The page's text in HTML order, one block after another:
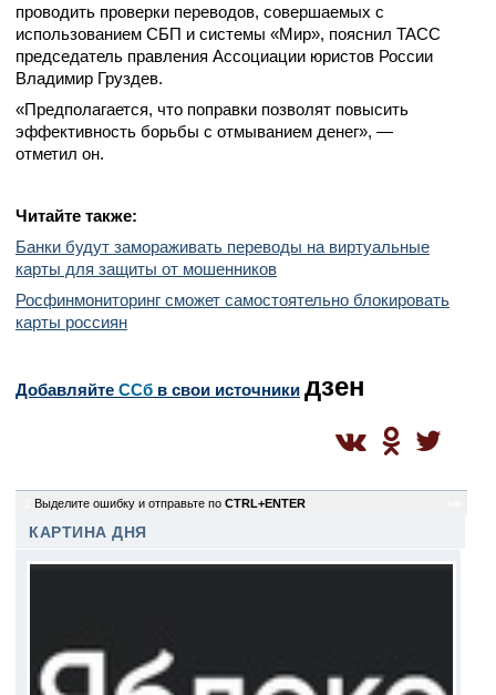
проводить проверки переводов, совершаемых с
использованием СБП и системы «Мир», пояснил ТАСС
председатель правления Ассоциации юристов России
Владимир Груздев.
«Предполагается, что поправки позволят повысить
эффективность борьбы с отмыванием денег», —
отметил он.
Читайте также:
Банки будут замораживать переводы на виртуальные
карты для защиты от мошенников
Росфинмониторинг сможет самостоятельно блокировать
карты россиян
Добавляйте CСб в свои источники дзен
Выделите ошибку и отправьте по CTRL+ENTER
КАРТИНА ДНЯ